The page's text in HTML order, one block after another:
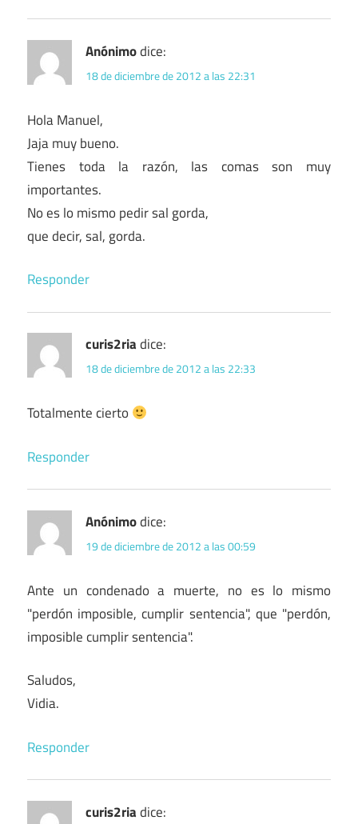
Anónimodice:
18 de diciembre de 2012 a las 22:31
Hola Manuel,
Jaja muy bueno.
Tienes toda la razón, las comas son muy
importantes.
No es lo mismo pedir sal gorda,
que decir, sal, gorda.
Responder
curis2riadice:
18 de diciembre de 2012 a las 22:33
Totalmente cierto
Responder
Anónimodice:
19 de diciembre de 2012 a las 00:59
Ante un condenado a muerte, no es lo mismo
"perdón imposible, cumplir sentencia", que "perdón,
imposible cumplir sentencia".
Saludos,
Vidia.
Responder
curis2riadice: